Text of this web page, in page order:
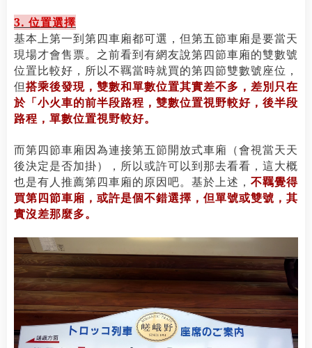
3. 位置選擇
基本上第一到第四車廂都可選，但第五節車廂是要當天
現場才會售票。之前看到有網友說第四節車廂的雙數號
位置比較好，所以不羈當時就買的第四節雙數號座位，
但搭乘後發現，雙數和單數位置其實差不多，差別只在
於「小火車的前半段路程，雙數位置視野較好，後半段
路程，單數位置視野較好。
而第四節車廂因為連接第五節開放式車廂（會視當天天
後決定是否加掛），所以或許可以到那去看看，這大概
也是有人推薦第四車廂的原因吧。基於上述， 不羈覺得
買第四節車廂，或許是個不錯選擇，但單號或雙號，其
實沒差那麼多。